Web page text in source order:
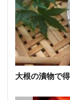
大根の漬物で